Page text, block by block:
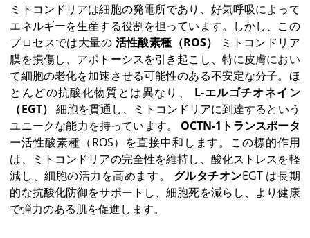
ミトコンドリアは細胞の発電所であり、好気呼吸によって
エネルギーを生産する役割を担っています。しかし、この
プロセスでは大量の 活性酸素種（ROS）
ミトコンドリア
膜を損傷し、アポトーシスを引き起こし、特に皮膚におい
て細胞の老化を加速させる可能性のある不安定な分子。ほ
とんどの抗酸化物質とは異なり、 L-エルゴチオネイン
（EGT） 細胞を貫通し、ミトコンドリアに到達するという
ユニークな能力を持っています。 OCTN-1トランスポータ
ー活性酸素種（ROS）を直接中和します。この標的作用
は、ミトコンドリアの完全性を維持し、酸化ストレスを軽
減し、細胞の活力を高めます。 グルタチオンEGT は長期
的な抗酸化防御をサポートし、細胞死を減らし、より健康
で弾力のある肌を促進します。